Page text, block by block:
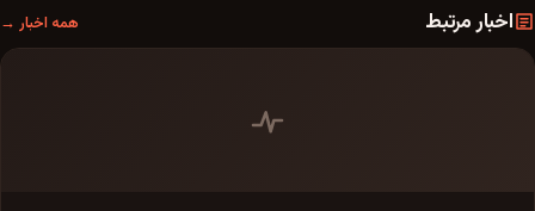
اخبار مرتبط همه اخبار →